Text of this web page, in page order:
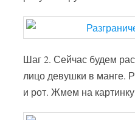
Шаг 2. Сейчас будем
лицо девушки в манге.
и рот. Жмем на